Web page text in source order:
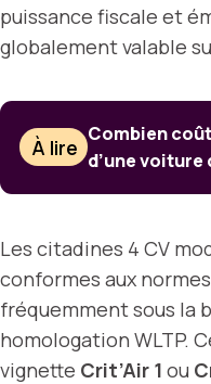
puissance fiscale et
globalement valable
À lire
Combien
d’une voiture
Les citadines 4 CV
conformes aux normes
fréquemment sous la
homologation WLTP.
vignette Crit’Air 1 ou